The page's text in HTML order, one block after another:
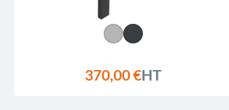
370,00 €HT